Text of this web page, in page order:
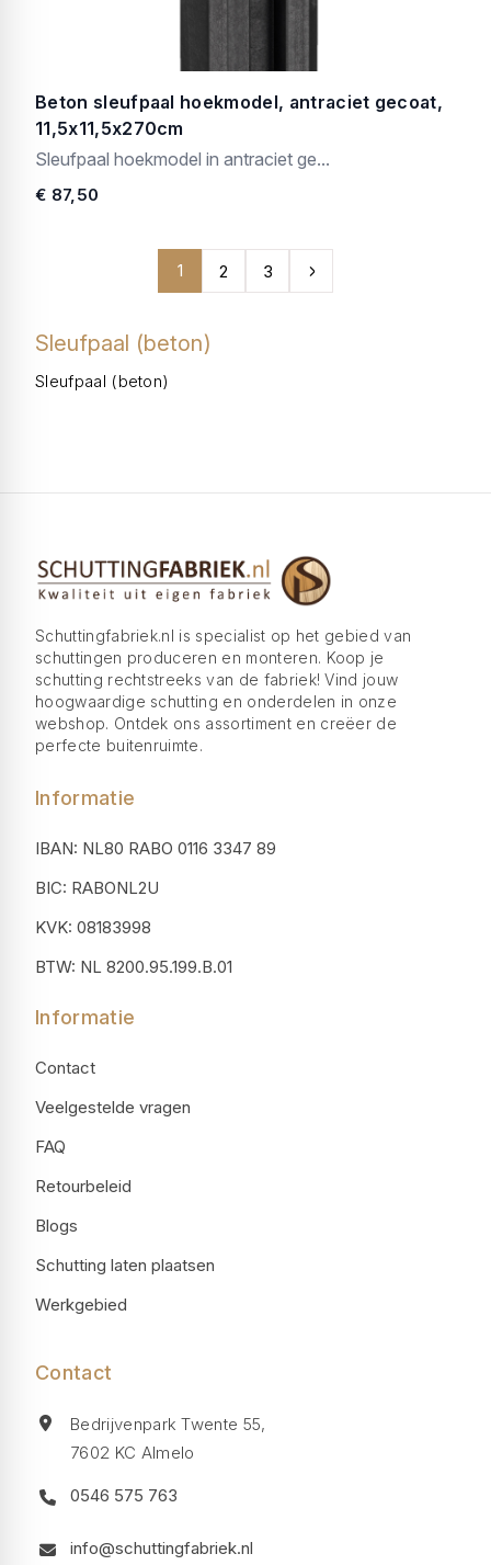
Beton sleufpaal hoekmodel, antraciet gecoat,
11,5x11,5x270cm
Sleufpaal hoekmodel in antraciet ge...
€ 87,50
1 2 3
Sleufpaal (beton)
Sleufpaal (beton)
Schuttingfabriek.nl is specialist op het gebied van
schuttingen produceren en monteren. Koop je
schutting rechtstreeks van de fabriek! Vind jouw
hoogwaardige schutting en onderdelen in onze
webshop. Ontdek ons assortiment en creëer de
perfecte buitenruimte.
Informatie
IBAN: NL80 RABO 0116 3347 89
BIC: RABONL2U
KVK: 08183998
BTW: NL 8200.95.199.B.01
Informatie
Contact
Veelgestelde vragen
FAQ
Retourbeleid
Blogs
Schutting laten plaatsen
Werkgebied
Contact
Bedrijvenpark Twente 55,
7602 KC Almelo
0546 575 763
info@schuttingfabriek.nl